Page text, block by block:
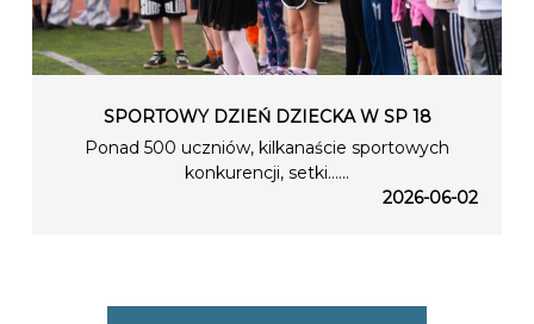
SPORTOWY DZIEŃ DZIECKA W SP 18
Ponad 500 uczniów, kilkanaście sportowych
konkurencji, setki…...
2026-06-02